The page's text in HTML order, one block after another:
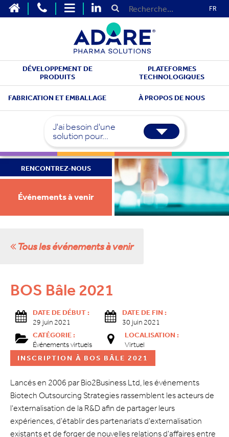
FR
DÉVELOPPEMENT DE
PRODUITS
PLATEFORMES
TECHNOLOGIQUES
FABRICATION ET EMBALLAGE À PROPOS DE NOUS
J'ai besoin d'une
solution pour...
RENCONTREZ-NOUS
Événements à venir
Tous les événements à venir
BOS Bâle 2021
DATE DE DÉBUT :
29 juin 2021
DATE DE FIN :
30 juin 2021
CATÉGORIE :
Événements virtuels
LOCALISATION :
Virtuel
INSCRIPTION À BOS BÂLE 2021
Lancés en 2006 par Bio2Business Ltd, les événements
Biotech Outsourcing Strategies rassemblent les acteurs de
l'externalisation de la R&D afin de partager leurs
expériences, d'établir des partenariats d'externalisation
existants et de forger de nouvelles relations d'affaires entre